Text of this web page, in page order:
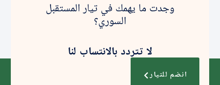
وجدت ما يهمك في تيار المستقبل
السوري؟
لا تتردد بالانتساب لنا
انضم للتيار